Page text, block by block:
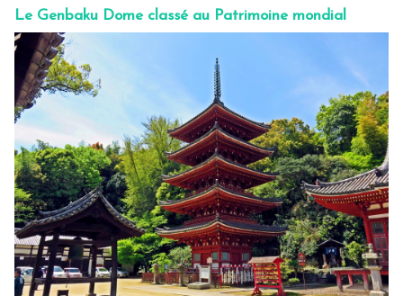
Le Genbaku Dome classé au Patrimoine mondial